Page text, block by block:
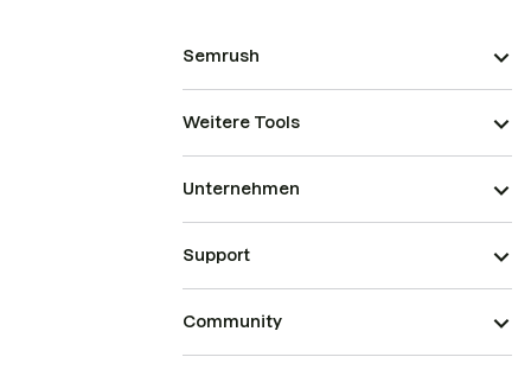
Semrush
Weitere Tools
Unternehmen
Support
Community